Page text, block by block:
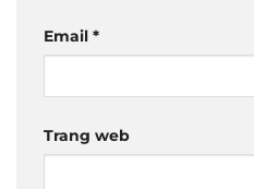
Email *
Trang web